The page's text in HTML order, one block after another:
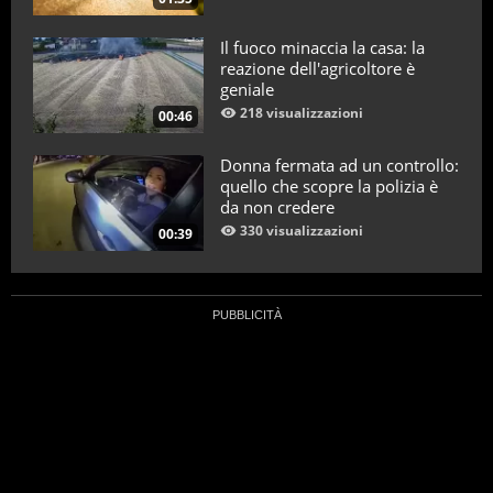
00:46
Il fuoco minaccia la casa: la
reazione dell'agricoltore è
geniale
218 visualizzazioni
00:39
Donna fermata ad un controllo:
quello che scopre la polizia è
da non credere
330 visualizzazioni